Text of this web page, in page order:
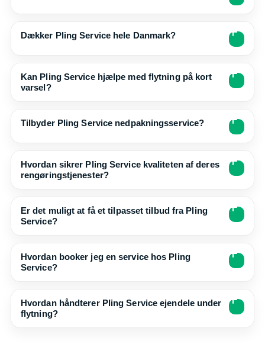
Dækker Pling Service hele Danmark?
Kan Pling Service hjælpe med flytning på kort
varsel?
Tilbyder Pling Service nedpakningsservice?
Hvordan sikrer Pling Service kvaliteten af deres
rengøringstjenester?
Er det muligt at få et tilpasset tilbud fra Pling
Service?
Hvordan booker jeg en service hos Pling
Service?
Hvordan håndterer Pling Service ejendele under
flytning?